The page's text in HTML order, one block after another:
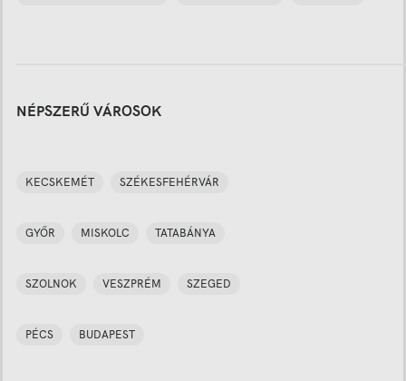
NÉPSZERŰ VÁROSOK
KECSKEMÉT SZÉKESFEHÉRVÁR
GYŐR MISKOLC TATABÁNYA
SZOLNOK VESZPRÉM SZEGED
PÉCS BUDAPEST